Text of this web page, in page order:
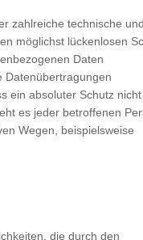
Weise und
Handlung, mit
ist.
der
zahlreiche technische und
möglichst lückenlosen
Daten
Datenübertragungen
ein absoluter Schutz nicht
es jeder betroffenen
Wegen, beispielsweise
die durch den